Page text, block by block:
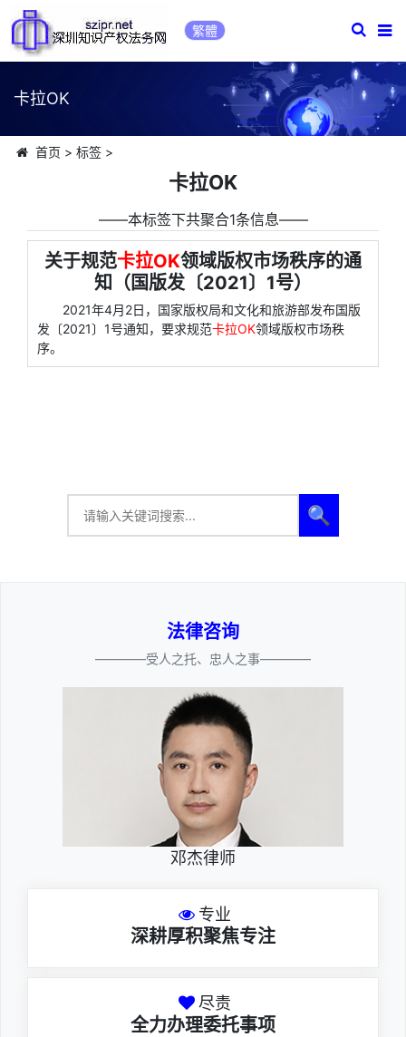
繁體
卡拉OK
首页 > 标签>
卡拉OK
――本标签下共聚合1条信息――
关于规范卡拉OK领域版权市场秩序的通
知（国版发〔2021〕1号）
2021年4月2日，国家版权局和文化和旅游部发布国版
发〔2021〕1号通知，要求规范卡拉OK领域版权市场秩
序。
🔍
法律咨询
————受人之托、忠人之事————
邓杰律师
专业
深耕厚积聚焦专注
尽责
全力办理委托事项